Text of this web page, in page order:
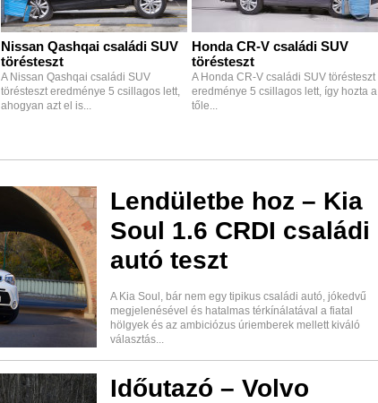
Nissan Qashqai családi SUV
törésteszt
A Nissan Qashqai családi SUV
törésteszt eredménye 5 csillagos lett,
ahogyan azt el is...
Honda CR-V családi SUV
törésteszt
A Honda CR-V családi SUV törésteszt
eredménye 5 csillagos lett, így hozta a
tőle...
Lendületbe hoz – Kia
Soul 1.6 CRDI családi
autó teszt
A Kia Soul, bár nem egy tipikus családi autó, jókedvű
megjelenésével és hatalmas térkínálatával a fiatal
hölgyek és az ambiciózus úriemberek mellett kiváló
választás...
Időutazó – Volvo